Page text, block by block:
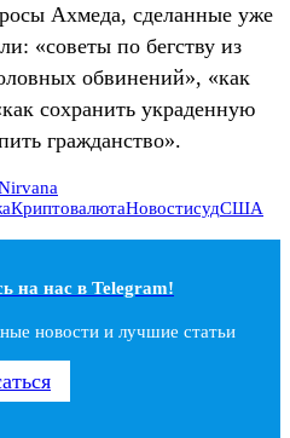
Ахмеда, сделанные уже
«советы по бегству из
обвинений», «как
сохранить украденную
гражданство».
КриптовалютаНовостисудСША
на наc в Telegram!
новости и лучшие статьи